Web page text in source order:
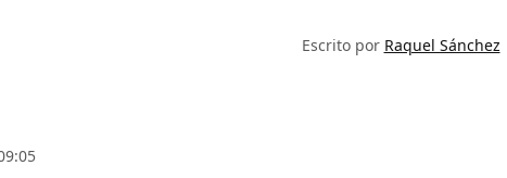
Escrito por Raquel Sánchez